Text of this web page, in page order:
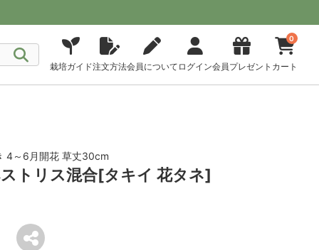
栽培ガイド注文方法会員について ログイン会員プレゼント
0
カート
4～6月開花 草丈30cm
トリス混合[タキイ 花タネ]